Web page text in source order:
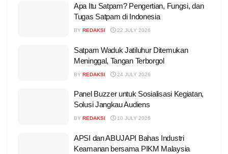
Apa Itu Satpam? Pengertian, Fungsi, dan
Tugas Satpam di Indonesia
BY REDAKSI 22 JULY 2026
Satpam Waduk Jatiluhur Ditemukan
Meninggal, Tangan Terborgol
BY REDAKSI 24 JULY 2026
Panel Buzzer untuk Sosialisasi Kegiatan,
Solusi Jangkau Audiens
BY REDAKSI 10 JULY 2026
APSI dan ABUJAPI Bahas Industri
Keamanan bersama PIKM Malaysia